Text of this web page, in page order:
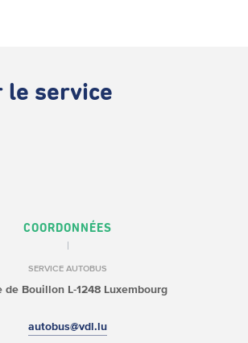
le service
COORDONNÉES
SERVICE AUTOBUS
de BouillonL-1248 Luxembourg
autobus@vdl.lu